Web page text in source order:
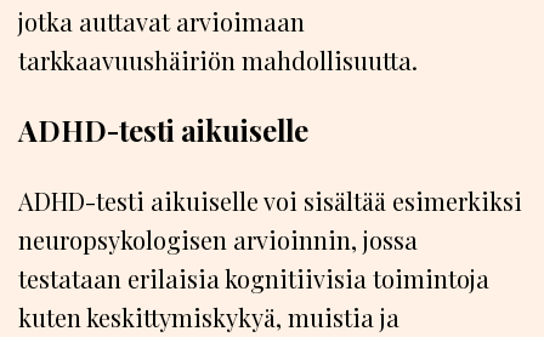
jotka auttavat arvioimaan
tarkkaavuushäiriön mahdollisuutta.
ADHD-testi aikuiselle
ADHD-testi aikuiselle voi sisältää esimerkiksi
neuropsykologisen arvioinnin, jossa
testataan erilaisia kognitiivisia toimintoja
kuten keskittymiskykyä, muistia ja